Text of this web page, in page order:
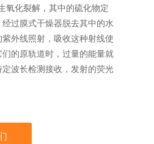
氧化裂解，其中的硫化物定
过膜式干燥器脱去其中的水
外线照射，吸收这种射线使
的原轨道时，过量的能量就
波长检测接收，发射的荧光
度成正比的电信号，通过测
3000紫外荧光测硫仪适用范
、石油化工产品、食物等中